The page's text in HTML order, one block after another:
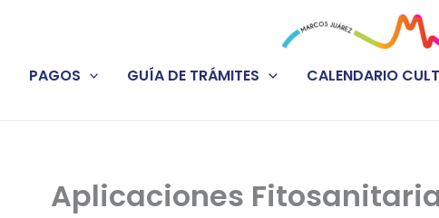
PAGOS GUÍA DE TRÁMITES CALENDARIO
Aplicaciones